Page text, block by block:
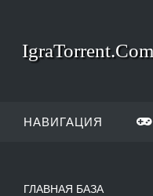
IgraTorrent.Com
НАВИГАЦИЯ
ГЛАВНАЯ БАЗА